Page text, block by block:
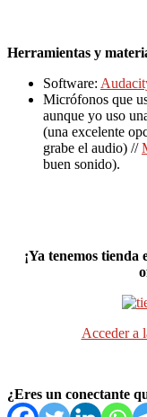
Herramientas y
Software:
Micrófonos que
aunque yo uso
(una excelente
grabe el audio) //
buen sonido).
¡Ya tenemos
Acceder a
¿Eres un conectante